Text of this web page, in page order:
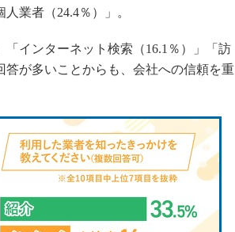
業者（24.4％）」。
インターネット検索（16.1％）」「訪
答が多いことからも、会社への信頼を重